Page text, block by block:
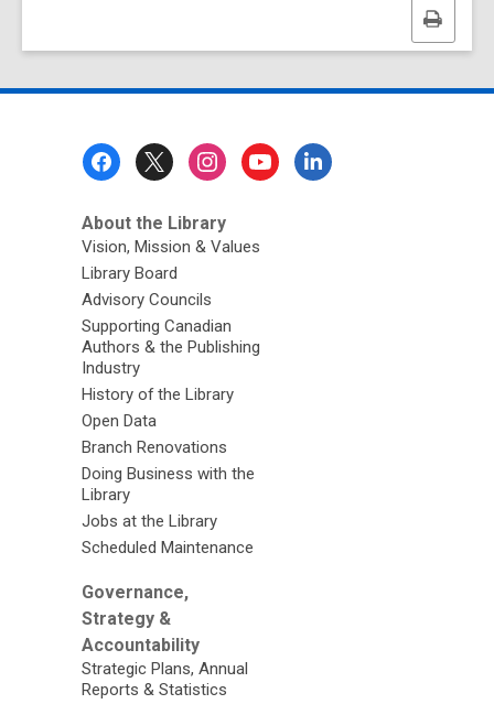
Print
this
About the Library
Vision, Mission & Values
Library Board
Advisory Councils
Supporting Canadian
Authors & the Publishing
Industry
History of the Library
Open Data
Branch Renovations
Doing Business with the
Library
Jobs at the Library
Scheduled Maintenance
Governance,
Strategy &
Accountability
Strategic Plans, Annual
Reports & Statistics